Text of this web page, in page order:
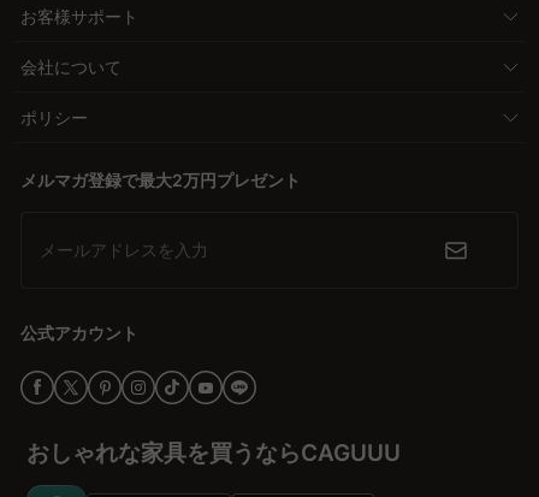
お客様サポート
会社について
ポリシー
メルマガ登録で最大2万円プレゼント
メールアドレスを入力
公式アカウント
おしゃれな家具を買うならCAGUUU